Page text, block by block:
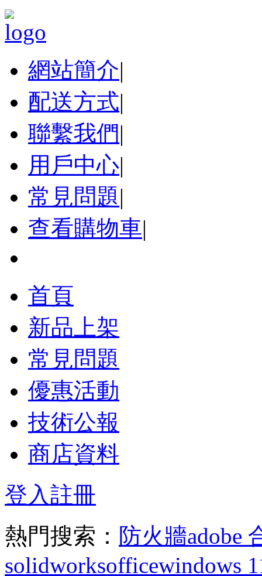
網站簡介|
配送方式|
聯繫我們|
用戶中心|
常見問題|
查看購物車|
首頁
新品上架
常見問題
優惠活動
技術公報
商店資料
登入註冊
熱門搜索： 防火牆adobe
solidworksofficewindows